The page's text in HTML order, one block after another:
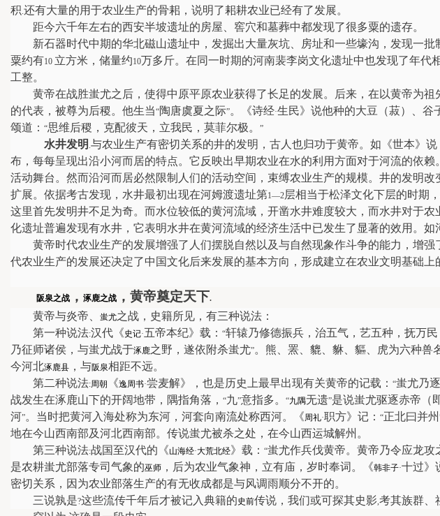
积.还有大量的用于农业生产的骨耜，说明了耜耕农业已经有了发展。
距今六千年左右的西安半坡遗址的房屋、窖穴和墓葬中都发现了很多粟的遗存。
新石器时代中期的华北磁山遗址中，发掘出大量灰坑、房址和一些壕沟，发现一批
粟约有10 立方米，储量约10万多斤。 在同一时期的河南裴李岗文化遗址中也发现了年代
工整。
黄帝在战胜蚩尤之后，使得中原平原农业获得了长足的发展。后来，在以黄帝为
的代表，被尊为后稷。他生当“陶唐虞夏之际”。《诗经·生民》说他种的大豆（菽）、谷
颂道： “思维后稷，克配彼天，立我民，莫菲尔极。 ”
水井发明 .与农业生产有密切关系的井的发明，古人也归功于黄帝。如《世本》说
布，每每呈现出沿小河而居的特点。它反映出早期农业在水的利用方面对于河流的依
活动舞台。然而沿河而居必然限制人们的活动空间，束缚农业生产的规模。井的发明
扩展。依据考古发现，水井最初出现在河姆渡遗址第1—2层相当于松泽文化下层的时期
这里首先发明井不足为奇。而水位较低的黄河流域，开凿水井难度较大，而水井对于
化遗址普遍发现有水井，它表明水井在黄河流域的经济生活中已发生了显著的效用。
黄帝时代农业生产的发展增强了人们摆脱自然以及与自然现象作斗争的能力，增
代农业生产的发展还决定了中国文化后来发展的基本方向，形成建立在农业文明基础上
阪泉之战 ， 涿鹿之战 ，黄帝奠定天下.
黄帝与炎帝、 蚩尤之战，史籍所见，有三种说法：
第一种说法:汉代《史记·五帝本纪》载： “轩辕乃修德振兵，治五气，艺五种，抚万
乃征师诸侯，与蚩尤战于涿鹿之野，遂依附杀蚩尤”。熊、罴、貔、貅、貙、虎为六种兽
今河北涿鹿县 ，与阪泉相距不远。
第二种说法:周朝 《逸周书·尝麦解》，也是历史上最早出现有关黄帝的记载： “蚩尤乃
战发生在涿鹿山下的开阔地带，隅指角落， “九”意指多。 “九隅无遗”是说蚩尤驱逐赤帝（
河”。当时把黄河入海处称为东河，河套向南流处称西河。《周礼·职方》记： “正北曰并州
地在今山西南部及河北西南部。传说蚩尤被杀之处，在今山西运城解州 。
第三种说法:战国至汉代的《山海经·大荒北经》载： “蚩尤作兵伐黄帝。黄帝乃令应龙
是农耕蚩尤部落专司气象的巫师 ，后为农业气象神，立有庙，岁时奉词。《韩非子·十过》
密切关系，因为农业部落生产的有无收成都是与风调雨顺分不开的。
三说孰是?这些流传千年后才被记入典籍的史前传说，我们或可探其史影,考其族群、